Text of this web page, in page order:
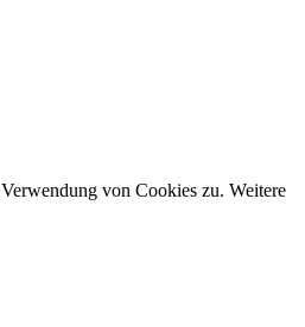
von Cookies zu. Weitere